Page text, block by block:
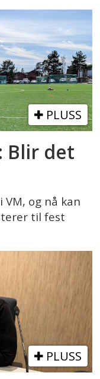
PLUSS
Blir det
og nå kan
til fest
PLUSS